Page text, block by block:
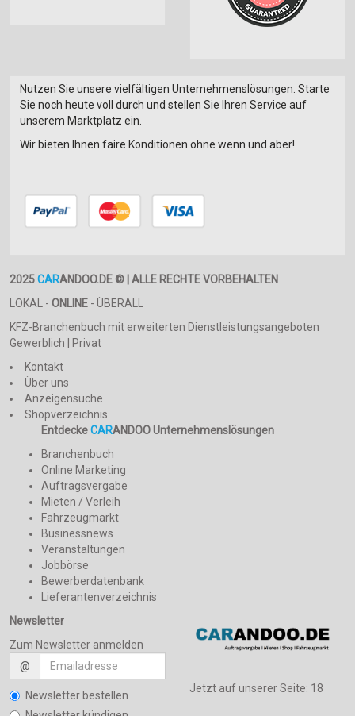
Nutzen Sie unsere vielfältigen Unternehmenslösungen. Starte
Sie noch heute voll durch und stellen Sie Ihren Service auf
unserem Marktplatz ein.
Wir bieten Ihnen faire Konditionen ohne wenn und aber!.
2025CARANDOO.DE © | ALLE RECHTE VORBEHALTEN
LOKAL - ONLINE - ÜBERALL
KFZ-Branchenbuch mit erweiterten Dienstleistungsangeboten
Gewerblich | Privat
Kontakt
Über uns
Anzeigensuche
Shopverzeichnis
EntdeckeCARANDOO Unternehmenslösungen
Branchenbuch
Online Marketing
Auftragsvergabe
Mieten / Verleih
Fahrzeugmarkt
Businessnews
Veranstaltungen
Jobbörse
Bewerberdatenbank
Lieferantenverzeichnis
Newsletter
Zum Newsletter anmelden
@
Newsletter bestellen
Jetzt auf unserer Seite: 18